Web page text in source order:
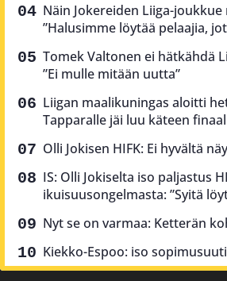
Näin Jokereiden Liiga-
”Halusimme löytää pelaajia,
Tomek Valtonen ei hätkähdä
”Ei mulle mitään uutta”
Liigan maalikuningas aloitti
Tapparalle jäi luu käteen
Olli Jokisen HIFK: Ei hyvältä
IS: Olli Jokiselta iso paljastus
ikuisuusongelmasta: ”Syitä
Nyt se on varmaa: Ketterän
Kiekko-Espoo: iso